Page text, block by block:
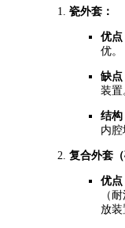
瓷外套：
优点
优。
缺点
装置
结构
内腔
复合外套
优点
（
放装